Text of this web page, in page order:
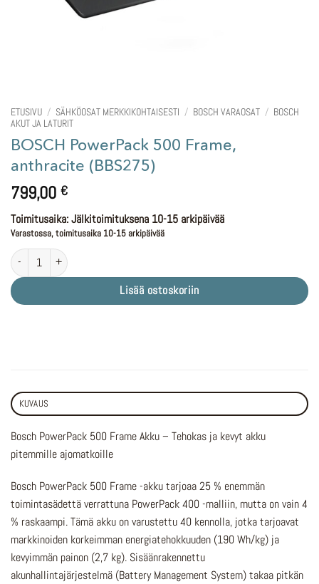
ETUSIVU / SÄHKÖOSAT MERKKIKOHTAISESTI / BOSCH VARAOSAT / BOSCH
AKUT JA LATURIT
BOSCH PowerPack 500 Frame,
anthracite (BBS275)
799,00 €
Toimitusaika: Jälkitoimituksena 10-15 arkipäivää
Varastossa, toimitusaika 10-15 arkipäivää
BOSCH PowerPack 500 Frame, anthracite (BBS275) määrä
Lisää ostoskoriin
KUVAUS
Bosch PowerPack 500 Frame Akku – Tehokas ja kevyt akku
pitemmille ajomatkoille
Bosch PowerPack 500 Frame -akku tarjoaa 25 % enemmän
toimintasädettä verrattuna PowerPack 400 -malliin, mutta on vain 4
% raskaampi. Tämä akku on varustettu 40 kennolla, jotka tarjoavat
markkinoiden korkeimman energiatehokkuuden (190 Wh/kg) ja
kevyimmän painon (2,7 kg). Sisäänrakennettu
akunhallintajärjestelmä (Battery Management System) takaa pitkän